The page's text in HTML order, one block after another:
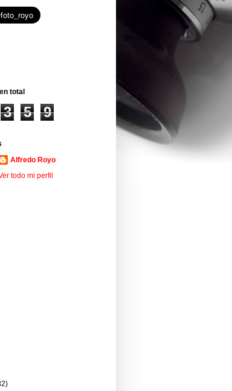
total
3 5 9
Alfredo Royo
todo mi perfil